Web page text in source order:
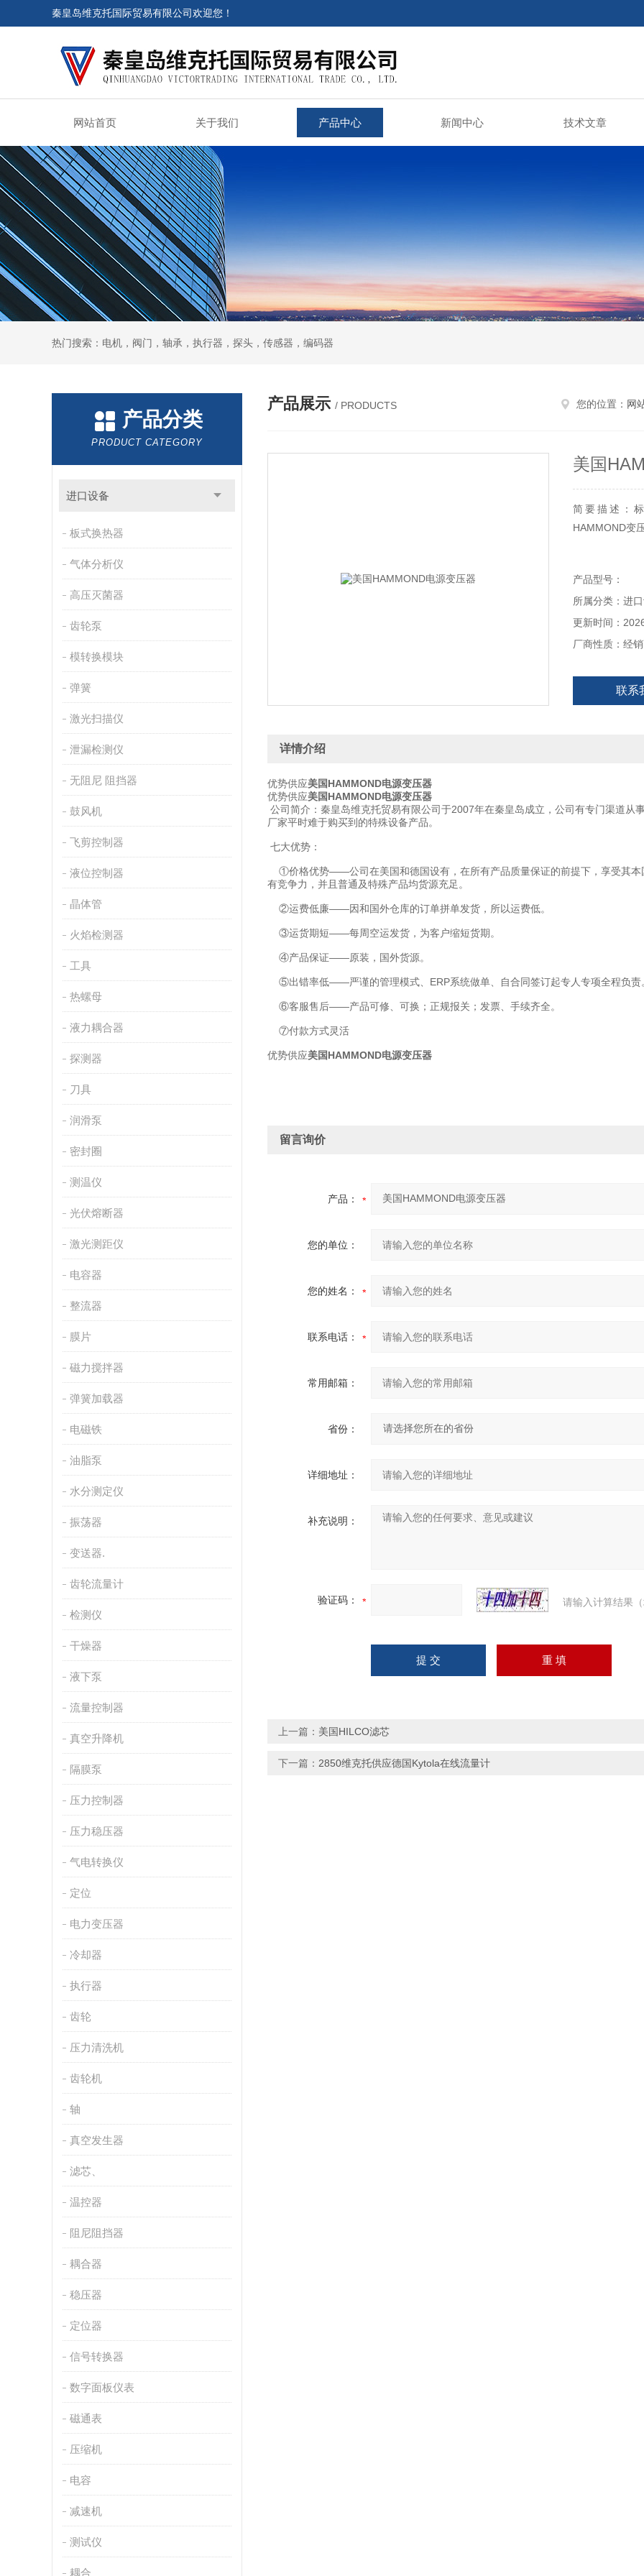
秦皇岛维克托国际贸易有限公司欢迎您！
网站首页 关于我们 产品中心 新闻中心 技术文章
热门搜索：电机，阀门，轴承，执行器，探头，传感器，编码器
产品分类
PRODUCT CATEGORY
进口设备
板式换热器
气体分析仪
高压灭菌器
齿轮泵
模转换模块
弹簧
激光扫描仪
泄漏检测仪
无阻尼 阻挡器
鼓风机
飞剪控制器
液位控制器
晶体管
火焰检测器
工具
热螺母
液力耦合器
探测器
刀具
润滑泵
密封圈
测温仪
光伏熔断器
激光测距仪
电容器
整流器
膜片
磁力搅拌器
弹簧加载器
电磁铁
油脂泵
水分测定仪
振荡器
变送器.
齿轮流量计
检测仪
干燥器
液下泵
流量控制器
真空升降机
隔膜泵
压力控制器
压力稳压器
气电转换仪
定位
电力变压器
冷却器
执行器
齿轮
压力清洗机
齿轮机
轴
真空发生器
滤芯、
温控器
阻尼阻挡器
耦合器
稳压器
定位器
信号转换器
数字面板仪表
磁通表
压缩机
电容
减速机
测试仪
耦合
产品展示 / PRODUCTS 您的位置： 网
美国
简要描述：
HAMMOND变
器，电源的公
秦皇岛维克托
器，
产品型号：
所属分类：进
更新时间：
厂商性质：经
联系
详情介绍
优势供应美国HAMMOND电源变压器
优势供应美国HAMMOND电源变压器
公司简介：秦皇岛维克托贸易有限公司于2007年在秦皇岛成立，公司有专门渠道从
厂家平时难于购买到的特殊设备产品。
七大优势：
①价格优势——公司在美国和德国设有，在所有产品质量保证的前提下，享受其本
有竞争力，并且普通及特殊产品均货源充足。
②运费低廉——因和国外仓库的订单拼单发货，所以运费低。
③运货期短——每周空运发货，为客户缩短货期。
④产品保证——原装，国外货源。
⑤出错率低——严谨的管理模式、ERP系统做单、自合同签订起专人专项全程负责
⑥客服售后——产品可修、可换；正规报关；发票、手续齐全。
⑦付款方式灵活
优势供应美国HAMMOND电源变压器
留言询价
产品：
您的单位：
您的姓名：
联系电话：
常用邮箱：
省份：
详细地址：
补充说明：
验证码： 请输入计算结果
上一篇： 美国HILCO滤芯
下一篇： 2850维克托供应德国Kytola在线流量计